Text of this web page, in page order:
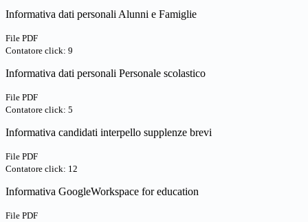
Informativa dati personali Alunni e Famiglie
File PDF
Contatore click: 9
Informativa dati personali Personale scolastico
File PDF
Contatore click: 5
Informativa candidati interpello supplenze brevi
File PDF
Contatore click: 12
Informativa GoogleWorkspace for education
File PDF